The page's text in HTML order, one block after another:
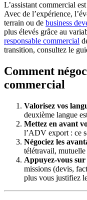
L’assistant commercial
Avec de l’expérience,
terrain ou de business
plus élevés grâce au
responsable commercial
transition, consultez le
Comment
commercial
Valorisez vos
deuxième langue
Mettez en avant
l’ADV export : ce
Négociez les
télétravail,
Appuyez-vous
missions (devis,
plus vous justifiez